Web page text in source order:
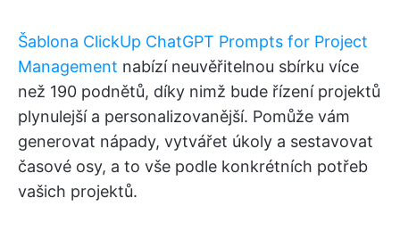
Šablona ClickUp ChatGPT Prompts for Project
Management nabízí neuvěřitelnou sbírku více
než 190 podnětů, díky nimž bude řízení projektů
plynulejší a personalizovanější. Pomůže vám
generovat nápady, vytvářet úkoly a sestavovat
časové osy, a to vše podle konkrétních potřeb
vašich projektů.